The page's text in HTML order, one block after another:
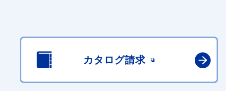
カタログ請求